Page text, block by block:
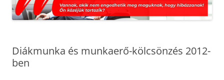
Diákmunka és munkaerő-kölcsönzés 2012-
ben